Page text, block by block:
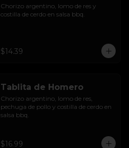
Chorizo argentino, lomo de res y
costilla de cerdo en salsa bbq.
$14.39
Tablita de Homero
Chorizo argentino, lomo de res,
pechuga de pollo y costilla de cerdo en
salsa bbq.
$16.99